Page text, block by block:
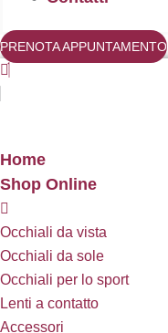
PRENOTA APPUNTAMENTO
Home
Shop Online
Occhiali da vista
Occhiali da sole
Occhiali per lo sport
Lenti a contatto
Accessori